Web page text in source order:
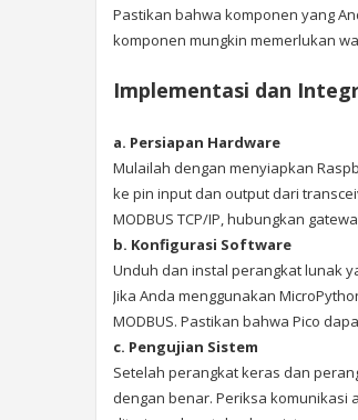
Pastikan bahwa komponen yang
komponen mungkin memerlukan
Implementasi dan
a. Persiapan Hardware
Mulailah dengan menyiapkan
ke pin input dan output dari
MODBUS TCP/IP, hubungkan
b. Konfigurasi Software
Unduh dan instal perangkat lunak
Jika Anda menggunakan
MODBUS. Pastikan bahwa Pico
c. Pengujian Sistem
Setelah perangkat keras dan
dengan benar. Periksa komunikasi